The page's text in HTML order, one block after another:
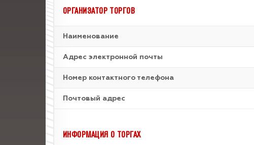
ОРГАНИЗАТОР ТОРГОВ
Наименование
Адрес электронной почты
Номер контактного телефона
Почтовый адрес
ИНФОРМАЦИЯ О ТОРГАХ